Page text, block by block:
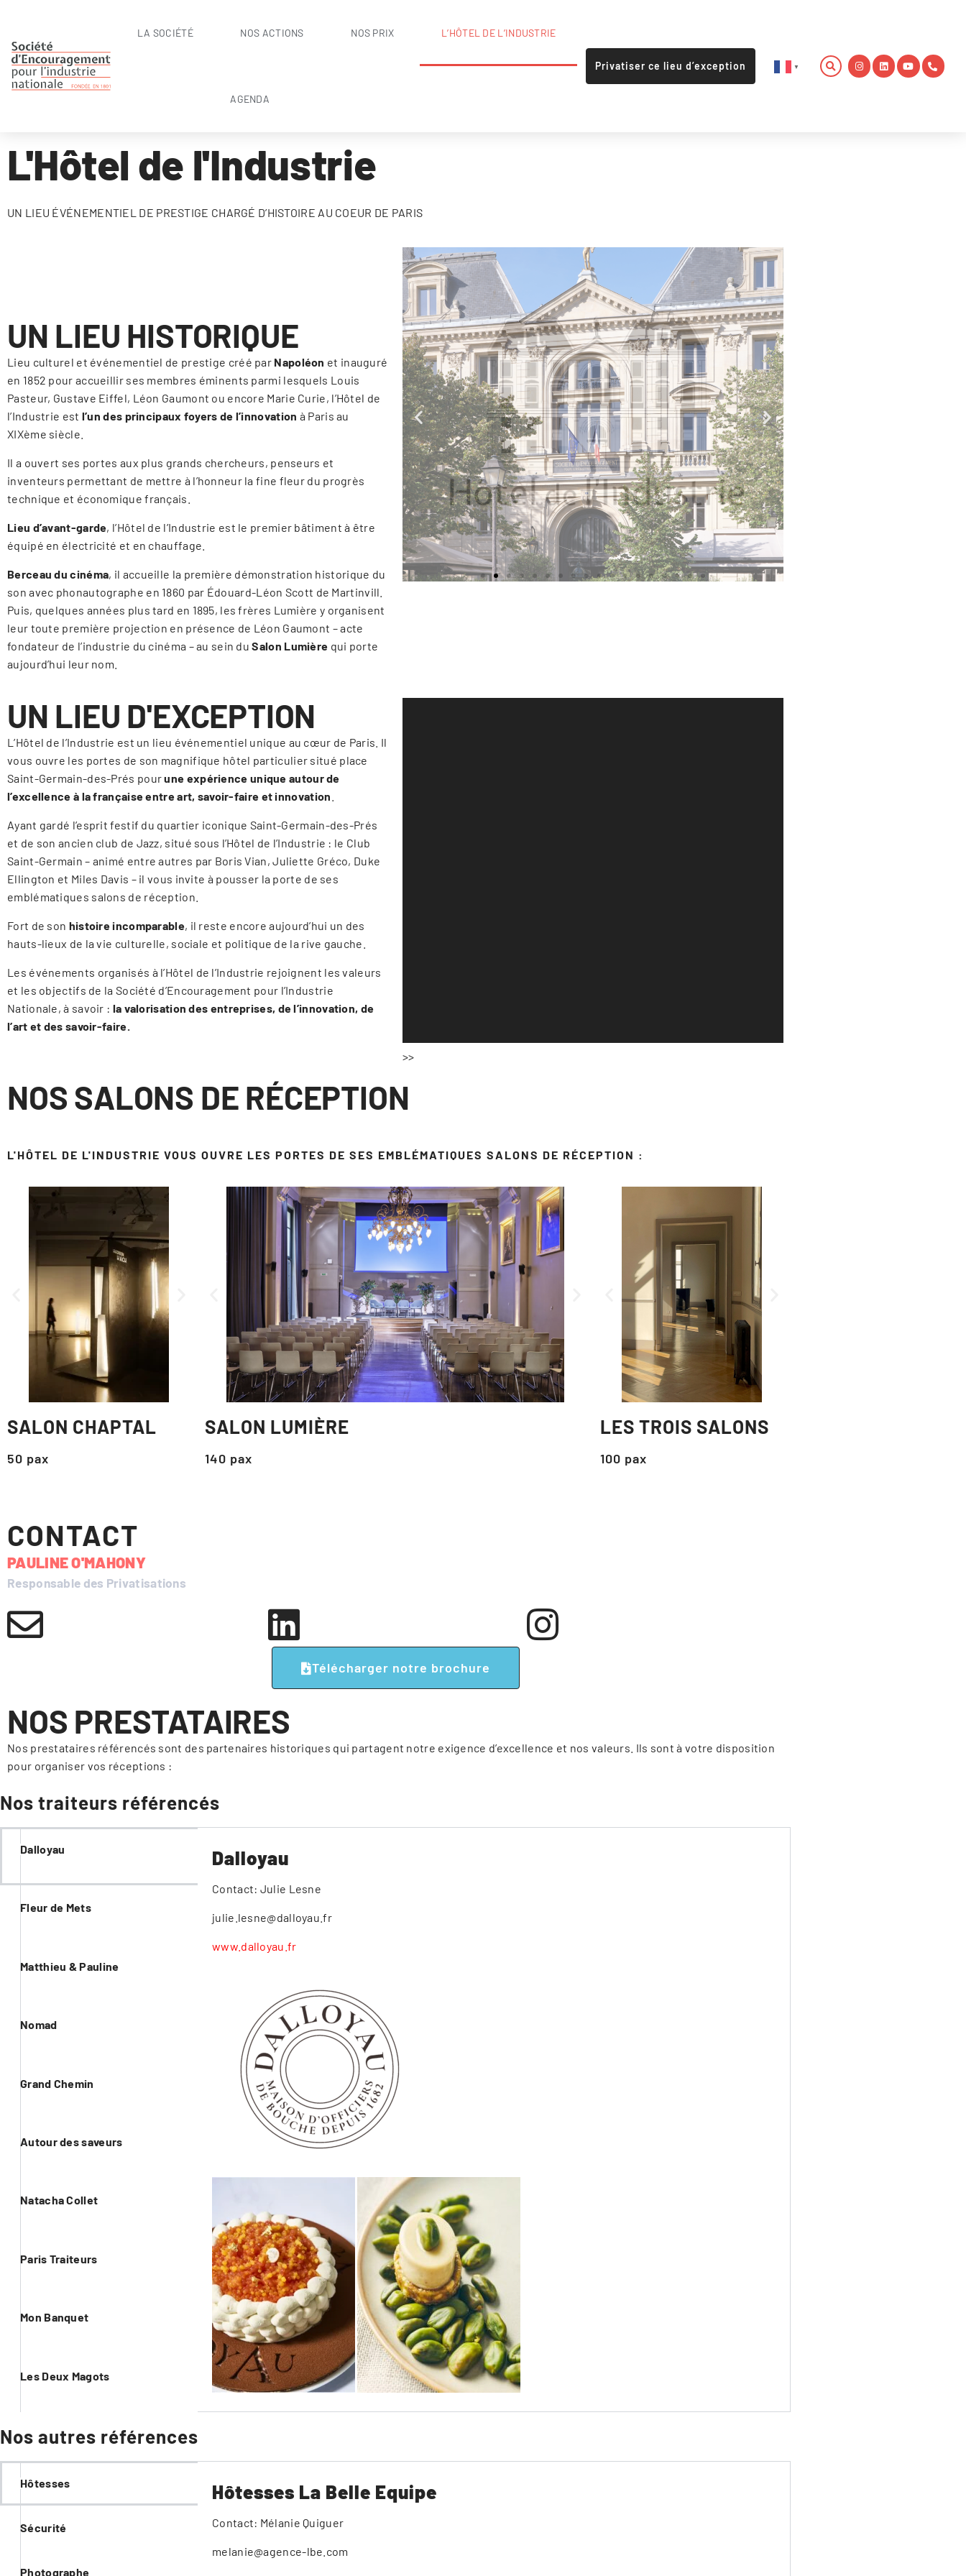
LA SOCIÉTÉ NOS ACTIONS NOS PRIX L’HÔTEL DE L’INDUSTRIE
AGENDA
Privatiser ce lieu d’exception ▼
L'Hôtel de l'Industrie
UN LIEU ÉVÉNEMENTIEL DE PRESTIGE CHARGÉ D’HISTOIRE AU COEUR DE PARIS
UN LIEU HISTORIQUE
Lieu culturel et événementiel de prestige créé par Napoléon et inauguré
en 1852 pour accueillir ses membres éminents parmi lesquels Louis
Pasteur, Gustave Eiffel, Léon Gaumont ou encore Marie Curie, l’Hôtel de
l’Industrie est l’un des principaux foyers de l’innovation à Paris au
XIXème siècle.
Il a ouvert ses portes aux plus grands chercheurs, penseurs et
inventeurs permettant de mettre à l’honneur la fine fleur du progrès
technique et économique français.
Lieu d’avant-garde, l’Hôtel de l’Industrie est le premier bâtiment à être
équipé en électricité et en chauffage.
Berceau du cinéma, il accueille la première démonstration historique du
son avec phonautographe en 1860 par Édouard-Léon Scott de Martinvill.
Puis, quelques années plus tard en 1895, les frères Lumière y organisent
leur toute première projection en présence de Léon Gaumont – acte
fondateur de l’industrie du cinéma – au sein duSalon Lumière qui porte
aujourd’hui leur nom.
UN LIEU D'EXCEPTION
L’Hôtel de l’Industrie est un lieu événementiel unique au cœur de Paris. Il
vous ouvre les portes de son magnifique hôtel particulier situé place
Saint-Germain-des-Prés pourune expérience unique autour de
l’excellence à la française entre art, savoir-faire et innovation
Ayant gardé l’esprit festif du quartier iconique Saint-Germain-des-Prés
et de son ancien club de Jazz, situé sous l’Hôtel de l’Industrie : le Club
Saint-Germain – animé entre autres par Boris Vian, Juliette Gréco, Duke
Ellington et Miles Davis – il vous invite à pousser la porte de ses
emblématiques salons de réception.
Fort de son histoire incomparable, il reste encore aujourd’hui un des
hauts-lieux de la vie culturelle, sociale et politique de la rive gauche.
Les événements organisés à l’Hôtel de l’Industrie rejoignent les valeurs
et les objectifs de la Société d’Encouragement pour l’Industrie
Nationale, à savoir : la valorisation des entreprises, de l’innovation, de
l’art et des savoir-faire.
>>
NOS SALONS DE RÉCEPTION
L'HÔTEL DE L'INDUSTRIE VOUS OUVRE LES PORTES DE SES EMBLÉMATIQUES SALONS DE RÉCEPTION :
SALON CHAPTAL
50 pax
SALON LUMIÈRE
140 pax
LES TROIS SALONS
100 pax
CONTACT
PAULINE O'MAHONY
Responsable des Privatisations
Télécharger notre brochure
NOS PRESTATAIRES
Nos prestataires référencés sont des partenaires historiques qui partagent notre exigence d’excellence et nos valeurs. Ils sont à votre disposition
pour organiser vos réceptions :
Nos traiteurs référencés
Dalloyau
Fleur de Mets
Matthieu & Pauline
Nomad
Grand Chemin
Autour des saveurs
Natacha Collet
Paris Traiteurs
Mon Banquet
Les Deux Magots
Dalloyau
Contact: Julie Lesne
julie.lesne@dalloyau.fr
www.dalloyau.fr
Nos autres références
Hôtesses
Sécurité
Photographe
Hôtesses La Belle Equipe
Contact: Mélanie Quiguer
melanie@agence-lbe.com